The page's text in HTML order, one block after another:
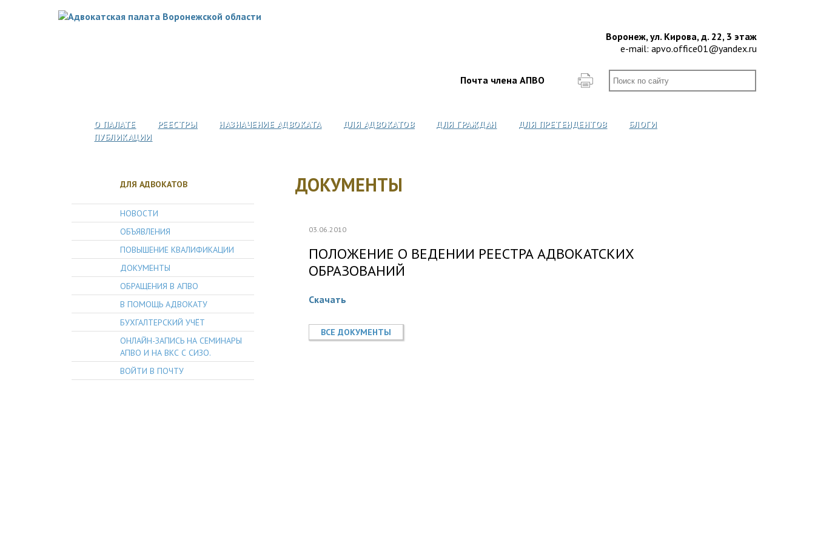
Воронеж, ул. Кирова, д. 22, 3 этаж
e-mail: apvo.office01@yandex.ru
Почта члена АПВО
О ПАЛАТЕ РЕЕСТРЫ НАЗНАЧЕНИЕ АДВОКАТА ДЛЯ АДВОКАТОВ ДЛЯ ГРАЖДАН ДЛЯ ПРЕТЕНДЕНТОВ
БЛОГИ
ПУБЛИКАЦИИ
ДЛЯ АДВОКАТОВ
НОВОСТИ
ОБЪЯВЛЕНИЯ
ПОВЫШЕНИЕ КВАЛИФИКАЦИИ
ДОКУМЕНТЫ
ОБРАЩЕНИЯ В АПВО
В ПОМОЩЬ АДВОКАТУ
БУХГАЛТЕРСКИЙ УЧЁТ
ОНЛАЙН-ЗАПИСЬ НА СЕМИНАРЫ
АПВО И НА ВКС С СИЗО.
ВОЙТИ В ПОЧТУ
ДОКУМЕНТЫ
03.06.2010
ПОЛОЖЕНИЕ О ВЕДЕНИИ РЕЕСТРА АДВОКАТСКИХ
ОБРАЗОВАНИЙ
Скачать
ВСЕ ДОКУМЕНТЫ